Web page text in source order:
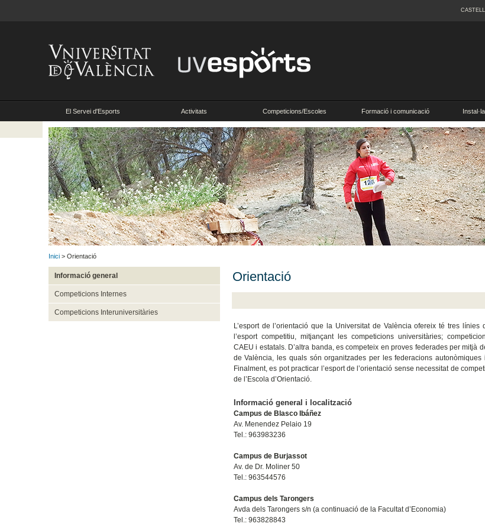
El Servei d'Esports Activitats Competicions/Escoles Formació i comunicació
Inici > Orientació
Informació general
Competicions Internes
Competicions Interuniversitàries
Orientació
L’esport de l’orientació que la Universitat de València ofereix té tres línies
l’esport competitiu, mitjançant les competicions universitàries;
CAEU i estatals. D’altra banda, es competeix en proves federades per mitjà
de València, les quals són organitzades per les federacions autonòmiques
Finalment, es pot practicar l’esport de l’orientació sense necessitat de
de l’Escola d’Orientació.
Informació general i localització
Campus de Blasco Ibáñez
Av. Menendez Pelaio 19
Tel.: 963983236
Campus de Burjassot
Av. de Dr. Moliner 50
Tel.: 963544576
Campus dels Tarongers
Avda dels Tarongers s/n (a continuació de la Facultat d’Economia)
Tel.: 963828843